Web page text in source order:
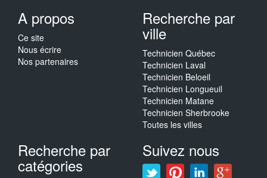
A propos
Ce site
Nous écrire
Nos partenaires
Recherche par
ville
Technicien Québec
Technicien Laval
Technicien Beloeil
Technicien Longueuil
Technicien Matane
Technicien Sherbrooke
Toutes les villes
Recherche par
catégories
Suivez nous